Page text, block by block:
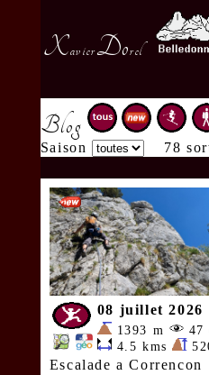
XavierDorel
Blog
Saison 78
08 juillet 2026
1393 m
47
4.5 kms
Escalade a Correncon